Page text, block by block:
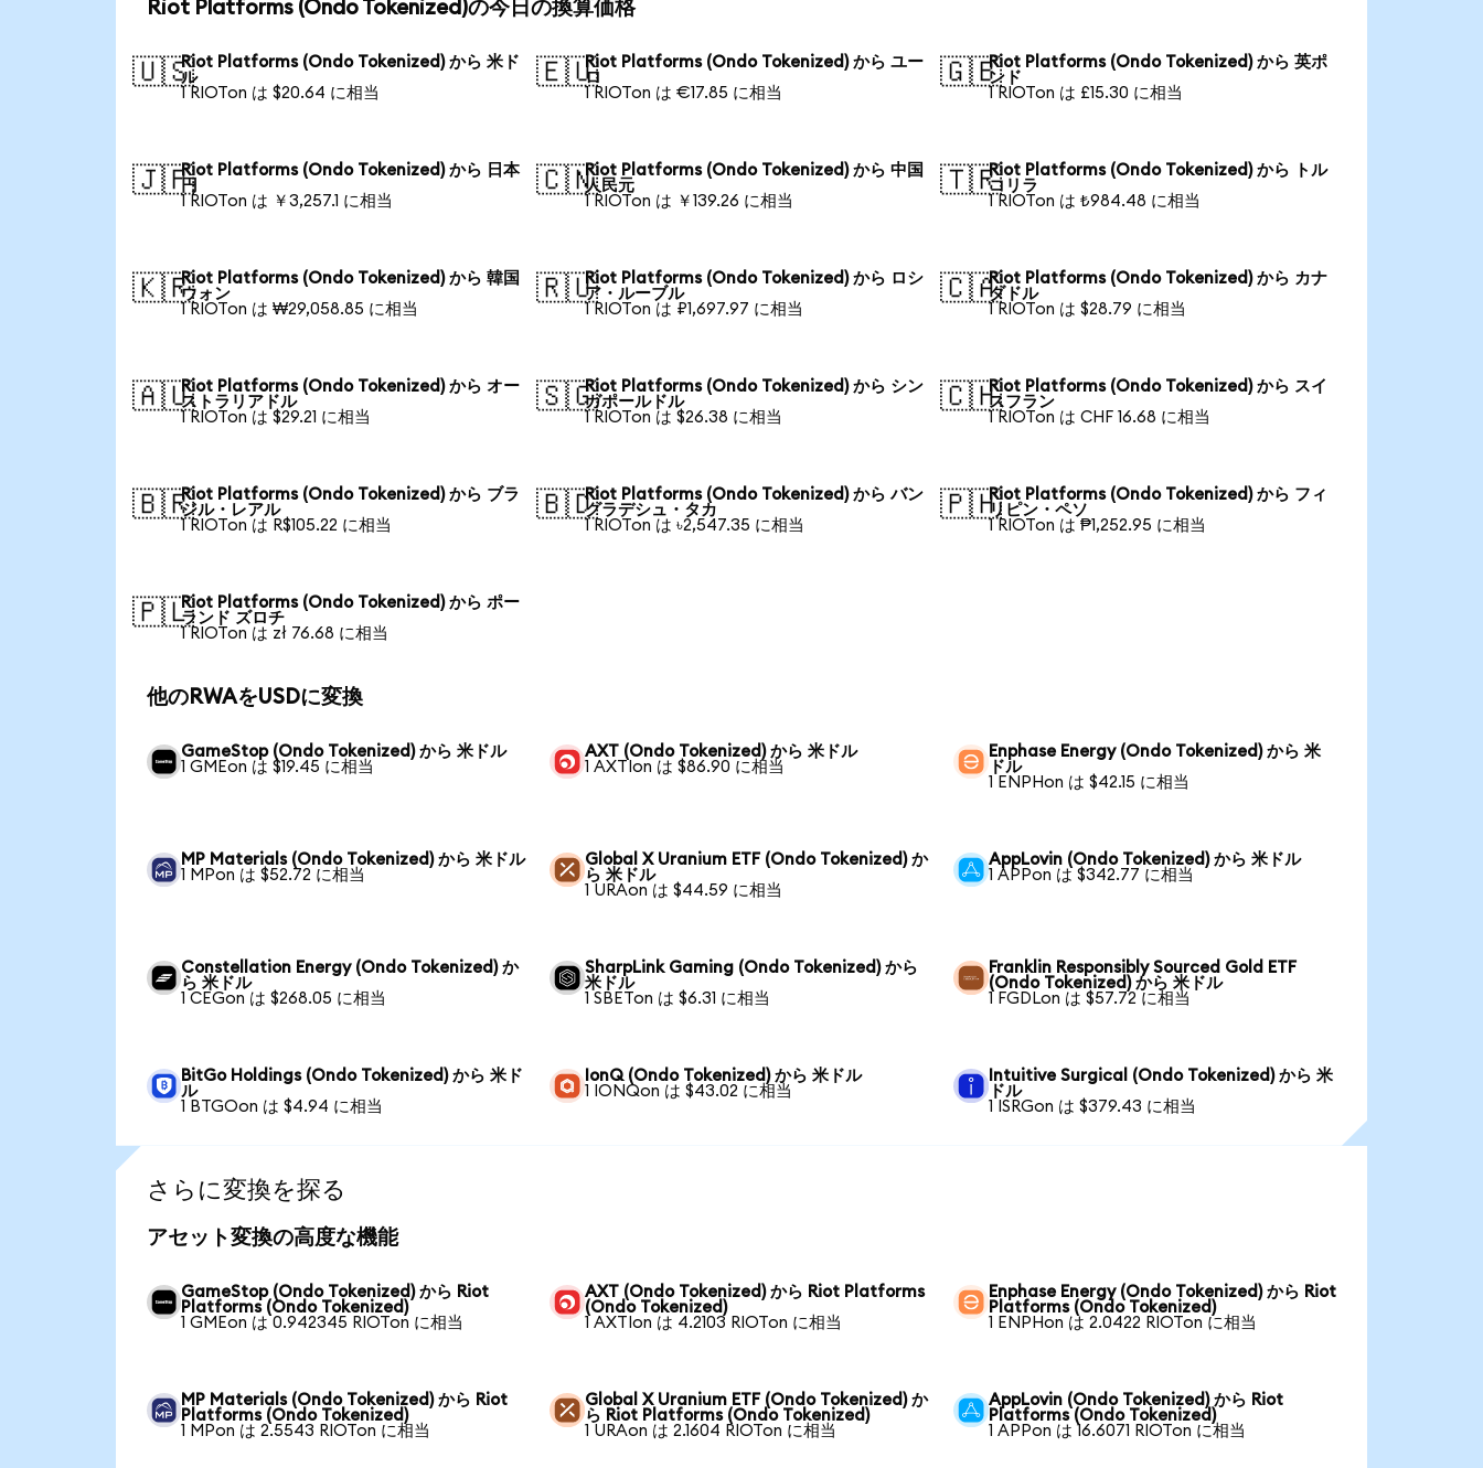
Riot Platforms (Ondo Tokenized)の今日の換算価格
🇺🇸Riot Platforms (Ondo Tokenized) から 米ド
ル
1 RIOTon は $20.64 に相当
🇪🇺Riot Platforms (Ondo Tokenized) から ユー
ロ
1 RIOTon は €17.85 に相当
🇬🇧Riot Platforms (Ondo Tokenized) から 英ポ
ンド
1 RIOTon は £15.30 に相当
🇯🇵Riot Platforms (Ondo Tokenized) から 日本
円
1 RIOTon は ￥3,257.1 に相当
🇨🇳Riot Platforms (Ondo Tokenized) から 中国
人民元
1 RIOTon は ￥139.26 に相当
🇹🇷Riot Platforms (Ondo Tokenized) から トル
コリラ
1 RIOTon は ₺984.48 に相当
🇰🇷Riot Platforms (Ondo Tokenized) から 韓国
ウォン
1 RIOTon は ₩29,058.85 に相当
🇷🇺Riot Platforms (Ondo Tokenized) から ロシ
ア・ルーブル
1 RIOTon は ₽1,697.97 に相当
🇨🇦Riot Platforms (Ondo Tokenized) から カナ
ダドル
1 RIOTon は $28.79 に相当
🇦🇺Riot Platforms (Ondo Tokenized) から オー
ストラリアドル
1 RIOTon は $29.21 に相当
🇸🇬Riot Platforms (Ondo Tokenized) から シン
ガポールドル
1 RIOTon は $26.38 に相当
🇨🇭Riot Platforms (Ondo Tokenized) から スイ
スフラン
1 RIOTon は CHF 16.68 に相当
🇧🇷Riot Platforms (Ondo Tokenized) から ブラ
ジル・レアル
1 RIOTon は R$105.22 に相当
🇧🇩Riot Platforms (Ondo Tokenized) から バン
グラデシュ・タカ
1 RIOTon は ৳2,547.35 に相当
🇵🇭Riot Platforms (Ondo Tokenized) から フィ
リピン・ペソ
1 RIOTon は ₱1,252.95 に相当
🇵🇱Riot Platforms (Ondo Tokenized) から ポー
ランド ズロチ
1 RIOTon は zł 76.68 に相当
他のRWAをUSDに変換
GameStop (Ondo Tokenized) から 米ドル
1 GMEon は $19.45 に相当
AXT (Ondo Tokenized) から 米ドル
1 AXTIon は $86.90 に相当
Enphase Energy (Ondo Tokenized) から 米
ドル
1 ENPHon は $42.15 に相当
MP Materials (Ondo Tokenized) から 米ドル
1 MPon は $52.72 に相当
Global X Uranium ETF (Ondo Tokenized) か
ら 米ドル
1 URAon は $44.59 に相当
AppLovin (Ondo Tokenized) から 米ドル
1 APPon は $342.77 に相当
Constellation Energy (Ondo Tokenized) か
ら 米ドル
1 CEGon は $268.05 に相当
SharpLink Gaming (Ondo Tokenized) から
米ドル
1 SBETon は $6.31 に相当
Franklin Responsibly Sourced Gold ETF
(Ondo Tokenized) から 米ドル
1 FGDLon は $57.72 に相当
BitGo Holdings (Ondo Tokenized) から 米ド
ル
1 BTGOon は $4.94 に相当
IonQ (Ondo Tokenized) から 米ドル
1 IONQon は $43.02 に相当
Intuitive Surgical (Ondo Tokenized) から 米
ドル
1 ISRGon は $379.43 に相当
さらに変換を探る
アセット変換の高度な機能
GameStop (Ondo Tokenized) から Riot
Platforms (Ondo Tokenized)
1 GMEon は 0.942345 RIOTon に相当
AXT (Ondo Tokenized) から Riot Platforms
(Ondo Tokenized)
1 AXTIon は 4.2103 RIOTon に相当
Enphase Energy (Ondo Tokenized) から Riot
Platforms (Ondo Tokenized)
1 ENPHon は 2.0422 RIOTon に相当
MP Materials (Ondo Tokenized) から Riot
Platforms (Ondo Tokenized)
1 MPon は 2.5543 RIOTon に相当
Global X Uranium ETF (Ondo Tokenized) か
ら Riot Platforms (Ondo Tokenized)
1 URAon は 2.1604 RIOTon に相当
AppLovin (Ondo Tokenized) から Riot
Platforms (Ondo Tokenized)
1 APPon は 16.6071 RIOTon に相当